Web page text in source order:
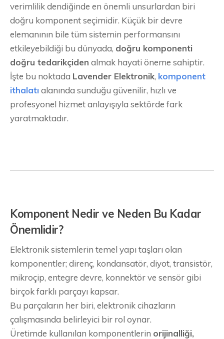
verimlilik dendiğinde en önemli unsurlardan biri
doğru komponent seçimidir. Küçük bir devre
elemanının bile tüm sistemin performansını
etkileyebildiği bu dünyada, doğru komponenti
doğru tedarikçiden almak hayati öneme sahiptir.
İşte bu noktada Lavender Elektronik, komponent
ithalatı alanında sunduğu güvenilir, hızlı ve
profesyonel hizmet anlayışıyla sektörde fark
yaratmaktadır.
Komponent Nedir ve Neden Bu Kadar
Önemlidir?
Elektronik sistemlerin temel yapı taşları olan
komponentler; direnç, kondansatör, diyot, transistör,
mikroçip, entegre devre, konnektör ve sensör gibi
birçok farklı parçayı kapsar.
Bu parçaların her biri, elektronik cihazların
çalışmasında belirleyici bir rol oynar.
Üretimde kullanılan komponentlerin orijinalliği,